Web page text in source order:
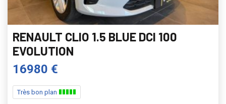
RENAULT CLIO 1.5 BLUE DCI 100
EVOLUTION
16980 €
Très bon plan